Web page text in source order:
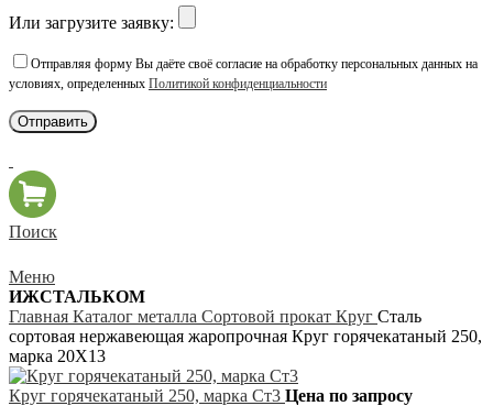
Или загрузите заявку:
Отправляя форму Вы даёте своё согласие на обработку персональных данных на
условиях, определенных Политикой конфиденциальности
Поиск
Меню
ИЖСТАЛЬКОМ
Главная Каталог металла Сортовой прокат Круг Сталь
сортовая нержавеющая жаропрочная Круг горячекатаный 250,
марка 20Х13
Круг горячекатаный 250, марка Ст3 Цена по запросу